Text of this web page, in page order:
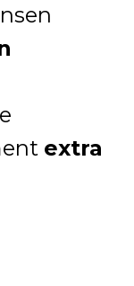
extra